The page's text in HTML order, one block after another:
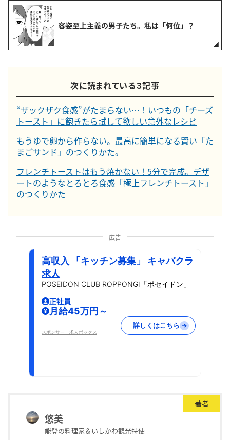
容姿至上主義の男子たち。私は「何位」？
次に読まれている３記事
“ザックザク食感”がたまらない…！いつもの「チーズ
トースト」に飽きたら試して欲しい意外なレシピ
もうゆで卵から作らない。最高に簡単になる賢い「た
まごサンド」のつくりかた。
フレンチトーストはもう焼かない！5分で完成。デザ
ートのようなとろとろ食感「極上フレンチトースト」
のつくりかた
広告
高収入 「キッチン募集」 キャバクラ
求人
POSEIDON CLUB ROPPONGI「ポセイドン」
正社員
月給45万円～
スポンサー：求人ボックス
詳しくはこちら
著者
悠美
能登の料理家＆いしかわ観光特使